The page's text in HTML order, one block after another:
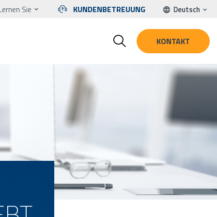
Sie KUNDENBETREUUNG Deutsch
KONTAKT